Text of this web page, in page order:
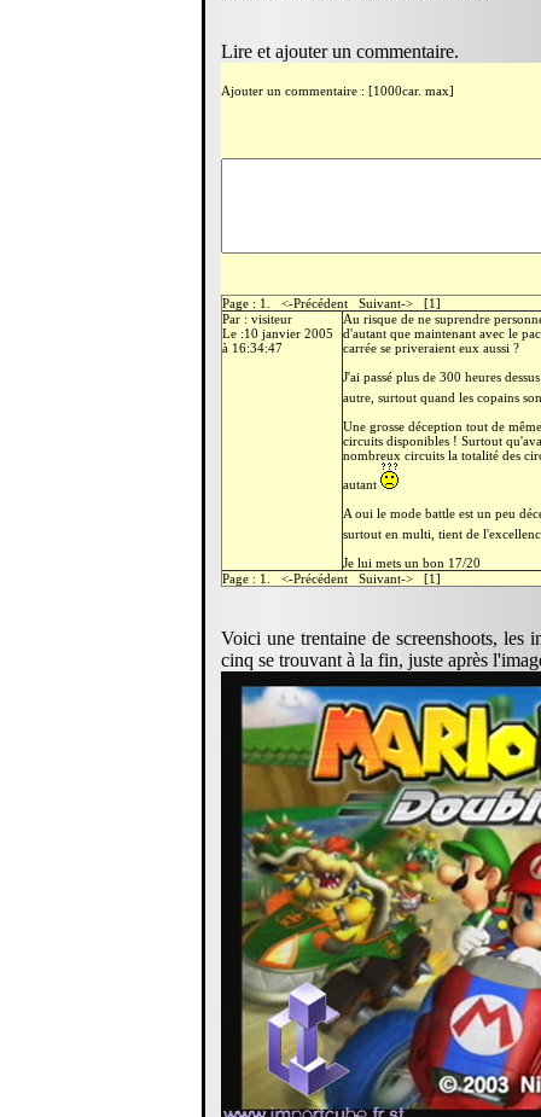
Lire et ajouter un commentaire.
Ajouter un commentaire : [1000car. max]
Page : 1. <-Précédent Suivant-> [1]
Par : visiteur
Le :10 janvier 2005
à 16:34:47
Au risque de ne suprendre
d'autant que maintenant avec le
carrée se priveraient eux aussi ?
J'ai passé plus de 300 heures
autre, surtout quand les copains
Une grosse déception tout de
circuits disponibles ! Surtout
nombreux circuits la totalité des
autant
A oui le mode battle est un peu
surtout en multi, tient de
Je lui mets un bon 17/20
Page : 1. <-Précédent Suivant-> [1]
Voici une trentaine de screenshoots, les
cinq se trouvant à la fin, juste après